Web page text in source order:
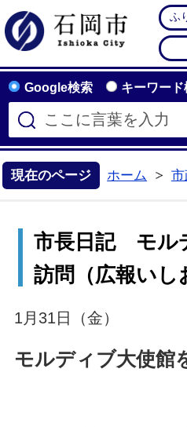
ふ
Google検索 キーワード
現在のページ ホーム
市
市長日記 モル
訪問（広報いし
1月31日（金）
モルディブ大使館